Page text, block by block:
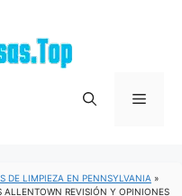
Menú
DE LIMPIEZA EN PENNSYLVANIA »
ALLENTOWN REVISIÓN Y OPINIONES